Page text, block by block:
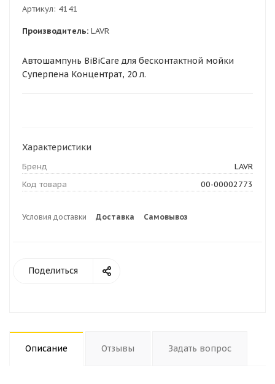
Артикул: 4141
Производитель: LAVR
Автошампунь BiBiCare для бесконтактной мойки
Суперпена Концентрат, 20 л.
Характеристики
Бренд
LAVR
Код товара
00-00002773
Условия доставки Доставка Самовывоз
Поделиться
Описание Отзывы Задать вопрос